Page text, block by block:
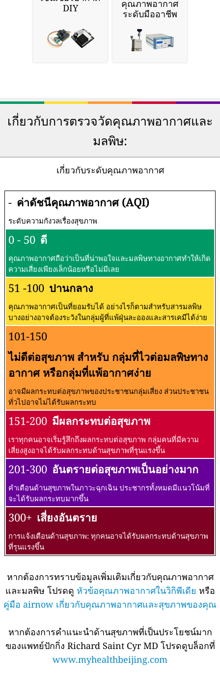
DIY
คุณภาพอากาศ
ระดับมืออาชีพ
เกี่ยวกับการตรวจวัดคุณภาพอากาศและ
มลพิษ:
เกี่ยวกับระดับคุณภาพอากาศ
- ค่าดัชนีคุณภาพอากาศ (AQI)
ระดับความกังวลเรื่องสุขภาพ
0 - 50 ดี
คุณภาพอากาศถือว่าเป็นที่น่าพอใจและมลพิษทางอากาศทำให้เกิด
ความเสี่ยงเพียงเล็กน้อยหรือไม่มีเลย
51 -100 ปานกลาง
คุณภาพอากาศเป็นที่ยอมรับได้ อย่างไรก็ตามสำหรับสารมลพิษ
บางอย่างอาจต้องระวังในกลุ่มผู้ที่แพ้ฝุ่นละอองและสารเคมีได้ง่าย
101-150
ไม่ดีต่อสุขภาพ สำหรับ กลุ่มที่ไวต่อมลพิษทาง
อากาศ หรือกลุ่มที่แพ้อากาศง่าย
อาจมีผลกระทบต่อสุขภาพของประชาชนกลุ่มเสี่ยง ส่วนประชาชน
ทั่วไปอาจไม่ได้รับผลกระทบ
151-200 มีผลกระทบต่อสุขภาพ
เราทุกคนอาจเริ่มรู้สึกถึงผลกระทบต่อสุขภาพ กลุ่มคนที่มีความ
เสี่ยงสูงอาจได้รับผลกระทบด้านสุขภาพที่รุนแรงขึ้น
201-300 อันตรายต่อสุขภาพเป็นอย่างมาก
คำเตือนด้านสุขภาพในภาวะฉุกเฉิน ประชากรทั้งหมดมีแนวโน้มที่
จะได้รับผลกระทบมากขึ้น
300+ เสี่ยงอันตราย
การแจ้งเตือนด้านสุขภาพ: ทุกคนอาจได้รับผลกระทบด้านสุขภาพ
ที่รุนแรงขึ้น
หากต้องการทราบข้อมูลเพิ่มเติมเกี่ยวกับคุณภาพอากาศ
และมลพิษ โปรดดู หัวข้อคุณภาพอากาศในวิกิพีเดีย หรือ
คู่มือ airnow เกี่ยวกับคุณภาพอากาศและสุขภาพของคุณ
หากต้องการคำแนะนำด้านสุขภาพที่เป็นประโยชน์มาก
ของแพทย์ปักกิ่ง Richard Saint Cyr MD โปรดดูบล็อกที่
www.myhealthbeijing.com